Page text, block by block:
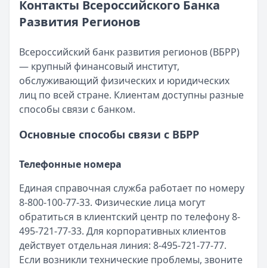
Сумма:300 000– 7 000 000₽
Срок: до60мес.
Рейтинг:4.7(12 отзывов)
Совкомбанк— Прайм Выгодный
Сумма:300 000–5 000 000₽
Срок: до60 мес.
ПСК:14.9%
Совкомбанк— Прайм Специальный
Срок: до60мес.
Рейтинг:4.7 (16 отзывов)
Азиатско-Тихоокеанский Банк— Наличными
Сумма:30 000– 5 000 000₽
Срок: до84мес.
ПСК:41.5%
ПСК:32,5 – 33,8 %
Рейтинг:4.7(12 отзывов)
Сумма:300 000 ₽ – 5 000 000 ₽
Срок:до 5 лет
ПСК:14,9 – 14,9 %
Рейтинг:4.7(16 отзывов)
Совкомбанк— Прайм Специальный
Срок:до 5 лет
Рейтинг:4.7(16 отзывов)
Сумма:30 000 ₽ – 5 000 000 ₽
Срок: до 7 лет
ПСК:29,8 – 41,5 %
Рейтинг:4.7
Контакты Всероссийского Банка
Развития Регионов
Всероссийский банк развития регионов (ВБРР)
— крупный финансовый институт,
обслуживающий физических и юридических
лиц по всей стране. Клиентам доступны разные
способы связи с банком.
Основные способы связи с ВБРР
Телефонные номера
Единая справочная служба работает по номеру
8-800-100-77-33. Физические лица могут
обратиться в клиентский центр по телефону 8-
495-721-77-33. Для корпоративных клиентов
действует отдельная линия: 8-495-721-77-77.
Если возникли технические проблемы, звоните